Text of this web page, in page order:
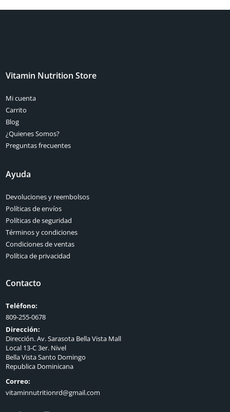
Vitamin Nutrition Store
Mi cuenta
Carrito
Blog
¿Quienes Somos?
Preguntas frecuentes
Ayuda
Devoluciones y reembolsos
Políticas de envíos
Políticas de seguridad
Términos y condiciones
Condiciones de ventas
Política de privacidad
Contacto
Teléfono:
809-255-0678
Dirección:
Dirección. Av. Sarasota Bella Vista Mall
Local 13-C 3er. Nivel
Bella Vista Santo Domingo
Republica Dominicana
Correo:
vitaminnutritionrd@gmail.com